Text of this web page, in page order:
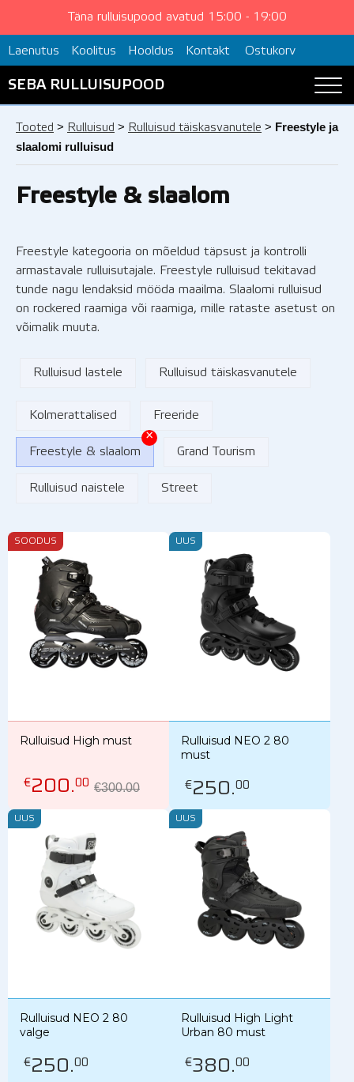
Täna rulluisupood avatud 15:00 - 19:00
Laenutus Koolitus Hooldus Kontakt Ostukorv
SEBA RULLUISUPOOD
Tooted > Rulluisud > Rulluisud täiskasvanutele > Freestyle ja
slaalomi rulluisud
Freestyle & slaalom
Freestyle kategooria on mõeldud täpsust ja kontrolli
armastavale rulluisutajale. Freestyle rulluisud tekitavad
tunde nagu lendaksid mööda maailma. Slaalomi rulluisud
on rockered raamiga või raamiga, mille rataste asetust on
võimalik muuta.
Rulluisud lastele Rulluisud täiskasvanutele
Kolmerattalised Freeride
×
Freestyle & slaalom Grand Tourism
Rulluisud naistele Street
SOODUS
Rulluisud High must
€200.00 €300.00
UUS
Rulluisud NEO 2 80
must
€250.00
UUS
Rulluisud NEO 2 80
valge
€250.00
UUS
Rulluisud High Light
Urban 80 must
€380.00